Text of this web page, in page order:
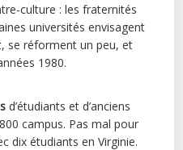
culture : les fraternités
universités envisagent
se réforment un peu, et
1980.
d’étudiants et d’anciens
campus. Pas mal pour
dix étudiants en Virginie.